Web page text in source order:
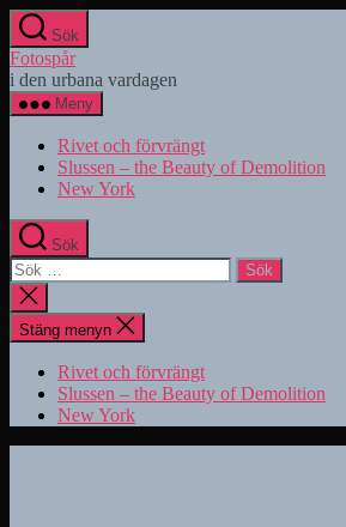
Hoppa
till
innehåll
Sök
Fotospår
i den urbana vardagen
Meny
Rivet och förvrängt
Slussen – the Beauty of Demolition
New York
Sök
Sök
efter:
Stäng
sökningen
Stäng menyn
Rivet och förvrängt
Slussen – the Beauty of Demolition
New York